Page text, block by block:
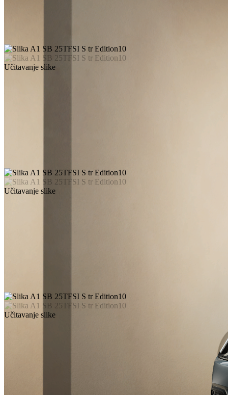
Učitavanje slike
Učitavanje slike
Učitavanje slike